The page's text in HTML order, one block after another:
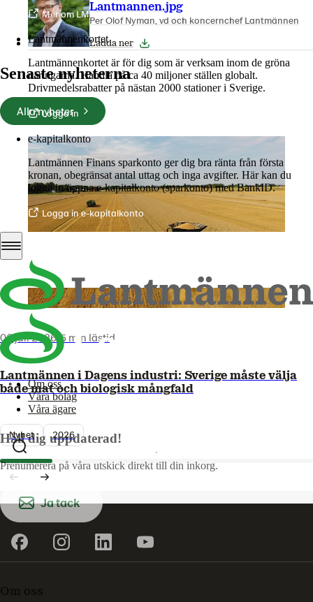
Mer om LM2
Lantmännenkortet
Lantmännenkortet är för dig som är verksam inom de gröna
näringarna. Handla på ca 40 miljoner ställen globalt.
Drivmedelsrabatter på nästan 2000 stationer i Sverige.
Logga in
e-kapitalkonto
Lantmännen Finans sparkonto ger dig bra ränta från första
kronan, obegränsat antal uttag och inga avgifter. Här kan du
logga in/öppna e-kapitalkonto (sparkonto) med BankID.
Logga in e-kapitalkonto
Om oss
Våra bolag
Våra ägare
Lantmannen.jpg
Per Olof Nyman, vd och koncernchef Lantmännen
Ladda ner
Senaste nyheterna
Alla nyheter
06 juli 2026 5 min lästid
Lantmännen i Dagens industri: Sverige måste välja
både mat och biologisk mångfald
Nyhet 2026
Håll dig uppdaterad!
Prenumerera på våra utskick direkt till din inkorg.
Ja tack